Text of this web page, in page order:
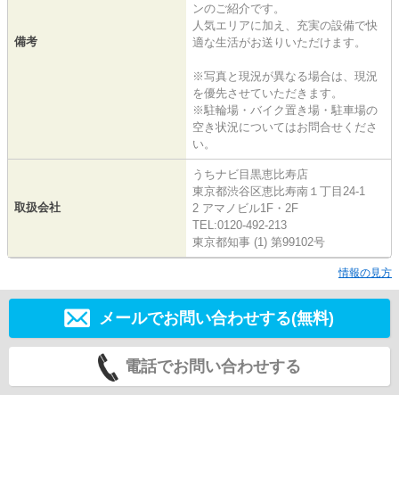
備考
ンのご紹介です。
人気エリアに加え、充実の設備で快
適な生活がお送りいただけます。
※写真と現況が異なる場合は、現況
を優先させていただきます。
※駐輪場・バイク置き場・駐車場の
空き状況についてはお問合せくださ
い。
取扱会社
うちナビ目黒恵比寿店
東京都渋谷区恵比寿南１丁目24-1
2 アマノビル1F・2F
TEL:0120-492-213
東京都知事 (1) 第99102号
情報の見方
メールでお問い合わせする(無料)
電話でお問い合わせする